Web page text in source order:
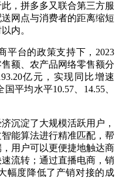
，拼多多又联合第三方服
网点与消费者的距离缩短
内。
台的政策支持下，2023
额、农产品网络零售额分
亿元，实现同比增速
平均水平10.57、14.55、
淀了大规模活跃用户，
能算法进行精准匹配，帮
用户可以更便捷地触达商
流转；通过直播电商，销
幅度降低了产销对接的成